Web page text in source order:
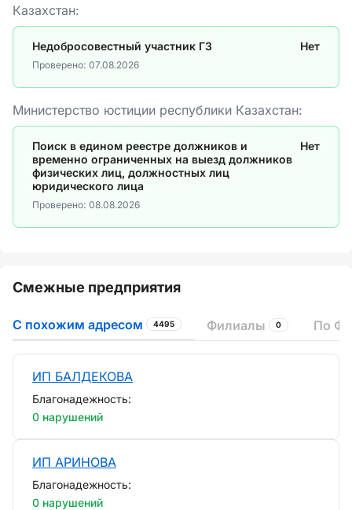
Казахстан:
Недобросовестный участник ГЗ Нет
Проверено: 07.08.2026
Министерство юстиции республики Казахстан:
Поиск в едином реестре должников и
временно ограниченных на выезд должников
физических лиц, должностных лиц
юридического лица
Нет
Проверено: 08.08.2026
Смежные предприятия
С похожим адресом 4495 Филиалы 0 По
ИП БАЛДЕКОВА
Благонадежность:
0 нарушений
ИП АРИНОВА
Благонадежность:
0 нарушений